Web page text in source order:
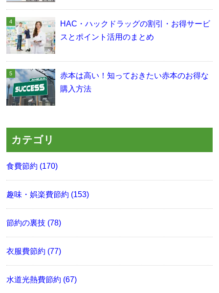
HAC・ハックドラッグの割引・お得サービ
スとポイント活用のまとめ
赤本は高い！知っておきたい赤本のお得な
購入方法
カテゴリ
食費節約 (170)
趣味・娯楽費節約 (153)
節約の裏技 (78)
衣服費節約 (77)
水道光熱費節約 (67)